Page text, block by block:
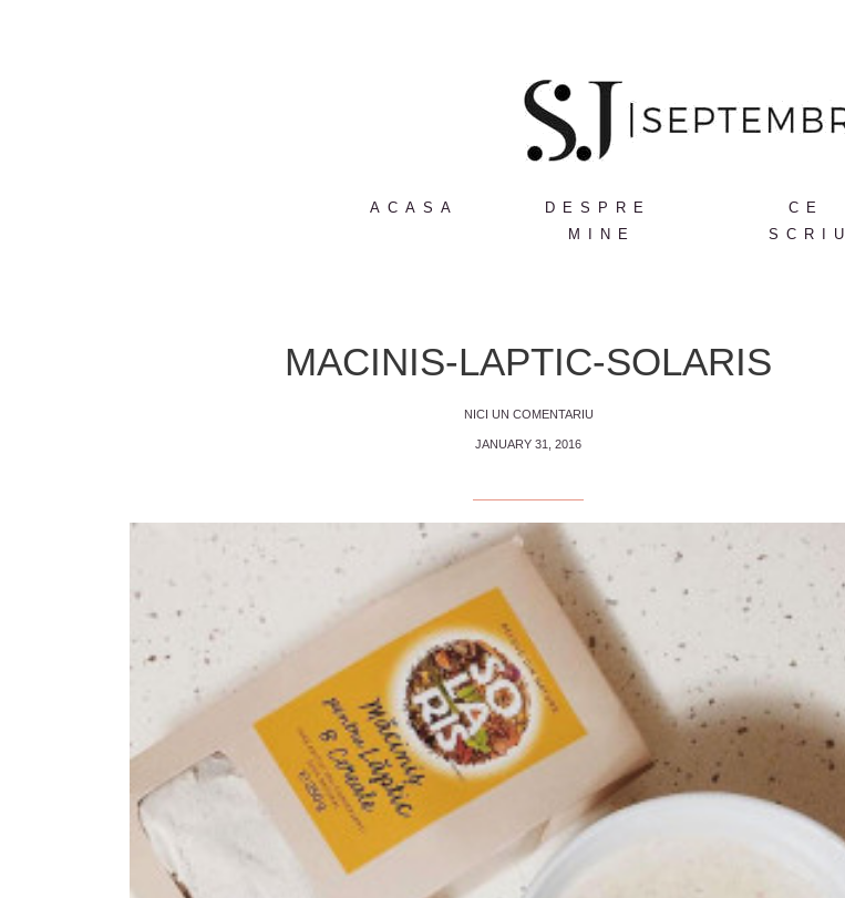
ACASA
DESPRE
MINE
CE
SCRIU
MACINIS-LAPTIC-SOLARIS
NICI UN COMENTARIU
JANUARY 31, 2016